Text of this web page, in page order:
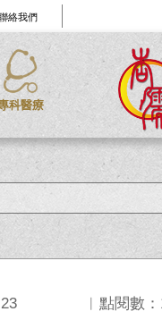
絡我們
科醫療
︱點閱數